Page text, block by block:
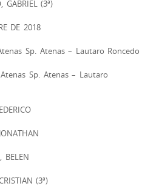
GABRIEL (3ª)
DE 2018
Sp. Atenas – Lautaro Roncedo
Sp. Atenas – Lautaro
BELEN
(3ª)